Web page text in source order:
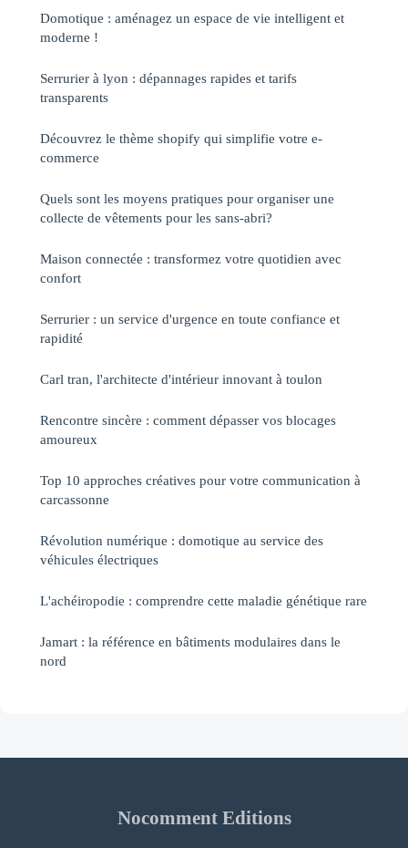
Domotique : aménagez un espace de vie intelligent et
moderne !
Serrurier à lyon : dépannages rapides et tarifs
transparents
Découvrez le thème shopify qui simplifie votre e-
commerce
Quels sont les moyens pratiques pour organiser une
collecte de vêtements pour les sans-abri?
Maison connectée : transformez votre quotidien avec
confort
Serrurier : un service d'urgence en toute confiance et
rapidité
Carl tran, l'architecte d'intérieur innovant à toulon
Rencontre sincère : comment dépasser vos blocages
amoureux
Top 10 approches créatives pour votre communication à
carcassonne
Révolution numérique : domotique au service des
véhicules électriques
L'achéiropodie : comprendre cette maladie génétique rare
Jamart : la référence en bâtiments modulaires dans le
nord
Nocomment Editions